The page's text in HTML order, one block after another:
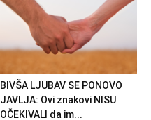
BIVŠA LJUBAV SE PONOVO
JAVLJA: Ovi znakovi NISU
OČEKIVALI da im...